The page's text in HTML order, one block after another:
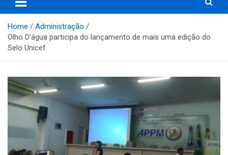
Home
Administração
Olho D’água participa do lançamento de mais uma edição do
Selo Unicef